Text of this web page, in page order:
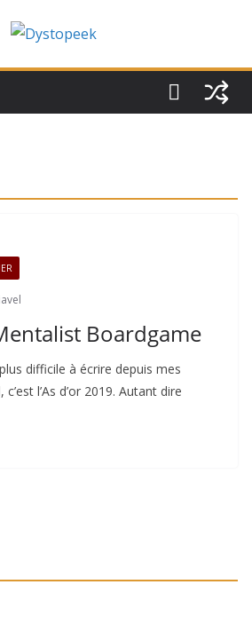
Boardgame
difficile à écrire depuis mes
l’As d’or 2019. Autant dire